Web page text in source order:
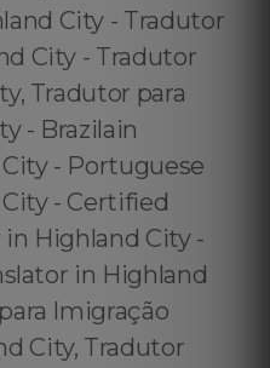
City - Tradutor
City - Tradutor
Tradutor para
- Brazilain
- Portuguese
- Certified
Highland City -
in Highland
Imigração
City, Tradutor